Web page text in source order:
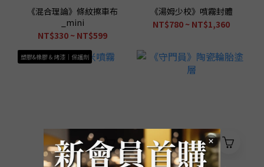
《混合理論》條紋擦車布
_mini
NT$330 ~ NT$599
《湯姆少校》噴霧封體
NT$780 ~ NT$1,360
塑膠&橡膠＆烤漆｜保護劑